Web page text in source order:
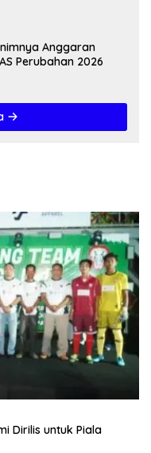
Anggaran
Perubahan 2026
Dirilis untuk Piala